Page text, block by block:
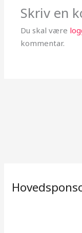
Skriv en
Du skal være
kommentar.